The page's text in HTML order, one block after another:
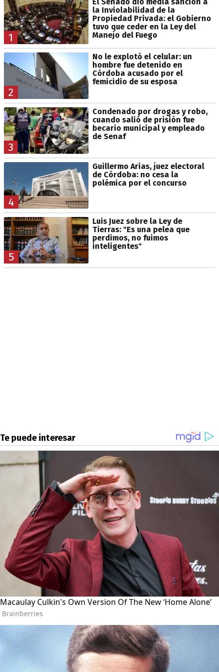
1
la Inviolabilidad de la
Propiedad Privada: el Gobierno
tuvo que ceder en la Ley del
Manejo del Fuego
2
No le explotó el celular: un
hombre fue detenido en
Córdoba acusado por el
femicidio de su esposa
3
Condenado por drogas y robo,
cuando salió de prisión fue
becario municipal y empleado
de Senaf
4
Guillermo Arias, juez electoral
de Córdoba: no cesa la
polémica por el concurso
5
Luis Juez sobre la Ley de
Tierras: "Es una pelea que
perdimos, no fuimos
inteligentes"